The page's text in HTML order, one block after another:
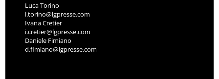
Luca Torino
l.torino@lgpresse.com
Ivana Cretier
i.cretier@lgpresse.com
Daniele Fimiano
d.fimiano@lgpresse.com